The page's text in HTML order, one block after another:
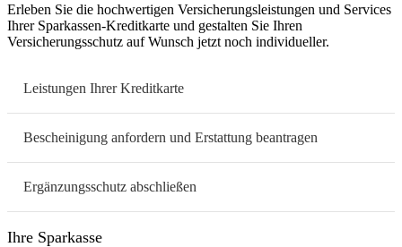
Erleben Sie die hochwertigen Versicherungsleistungen und Services
Ihrer Sparkassen-Kreditkarte und gestalten Sie Ihren
Versicherungsschutz auf Wunsch jetzt noch individueller.
Leistungen Ihrer Kreditkarte
Bescheinigung anfordern und Erstattung beantragen
Ergänzungsschutz abschließen
Ihre Sparkasse